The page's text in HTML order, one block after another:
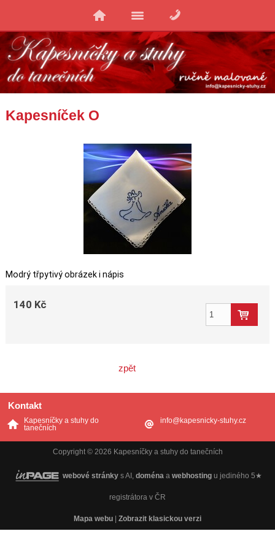
Kapesníček O
Modrý třpytivý obrázek i nápis
140 Kč
zpět
Kontakt
Kapesníčky a stuhy do
tanečních
info@kapesnicky-stuhy.cz
Copyright © 2026 Kapesníčky a stuhy do tanečních
webové stránky s AI, doména a webhosting u jediného 5★
registrátora v ČR
Mapa webu Zobrazit klasickou verzi